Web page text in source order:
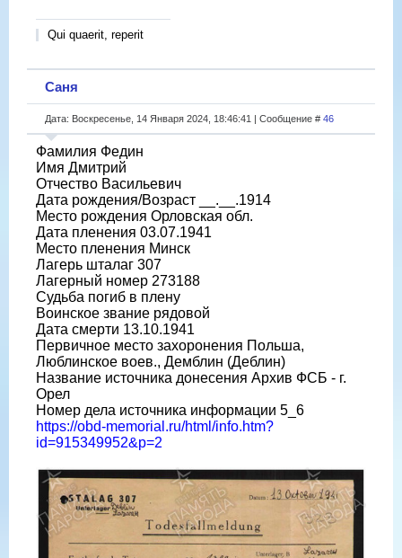
Qui quaerit, reperit
Саня
Дата: Воскресенье, 14 Января 2024, 18:46:41 | Сообщение # 46
Фамилия Федин
Имя Дмитрий
Отчество Васильевич
Дата рождения/Возраст __.__.1914
Место рождения Орловская обл.
Дата пленения 03.07.1941
Место пленения Минск
Лагерь шталаг 307
Лагерный номер 273188
Судьба погиб в плену
Воинское звание рядовой
Дата смерти 13.10.1941
Первичное место захоронения Польша,
Люблинское воев., Демблин (Деблин)
Название источника донесения Архив ФСБ - г.
Орел
Номер дела источника информации 5_6
https://obd-memorial.ru/html/info.htm?
id=915349952&p=2